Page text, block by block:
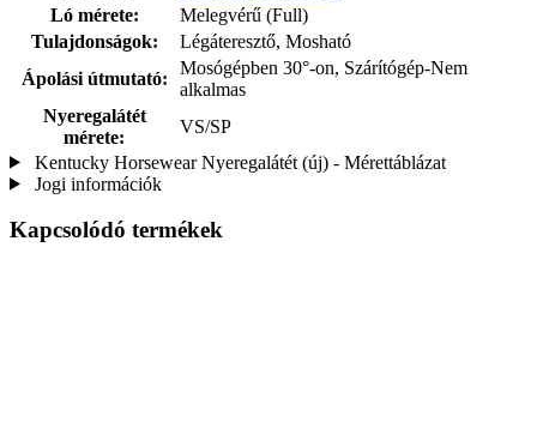
Ló mérete:
Melegvérű (Full)
Tulajdonságok:
Légáteresztő, Mosható
Ápolási útmutató:
Mosógépben 30°-on, Szárítógép-Nem
alkalmas
Nyeregalátét
mérete:
VS/SP
Kentucky Horsewear Nyeregalátét (új) - Mérettáblázat
Jogi információk
Kapcsolódó termékek